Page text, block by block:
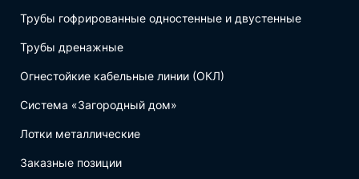
Трубы гофрированные одностенные и двустенные
Трубы дренажные
Огнестойкие кабельные линии (ОКЛ)
Система «Загородный дом»
Лотки металлические
Заказные позиции